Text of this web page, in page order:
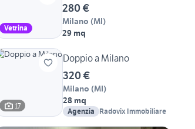
Vetrina
280 €
Milano (MI)
29 mq
17
Doppio a Milano
320 €
Milano (MI)
28 mq
Agenzia Radovix Immobiliare